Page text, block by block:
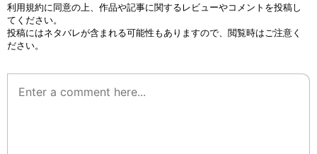
利用規約に同意の上、作品や記事に関するレビューやコメントを投稿し
てください。
投稿にはネタバレが含まれる可能性もありますので、閲覧時はご注意く
ださい。